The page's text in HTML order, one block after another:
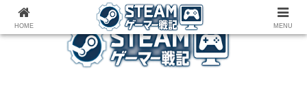
ゲーム関連雑記ブログ
HOME MENU